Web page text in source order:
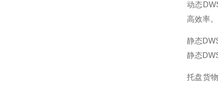
动态
高效率
静态
静态
托盘货